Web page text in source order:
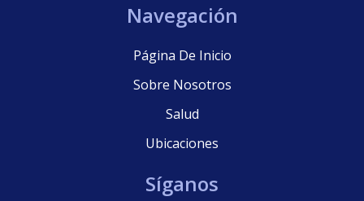
Navegación
Página De Inicio
Sobre Nosotros
Salud
Ubicaciones
Síganos